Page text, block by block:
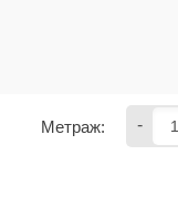
Метраж: -